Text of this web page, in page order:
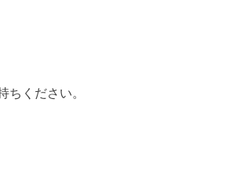
ください。